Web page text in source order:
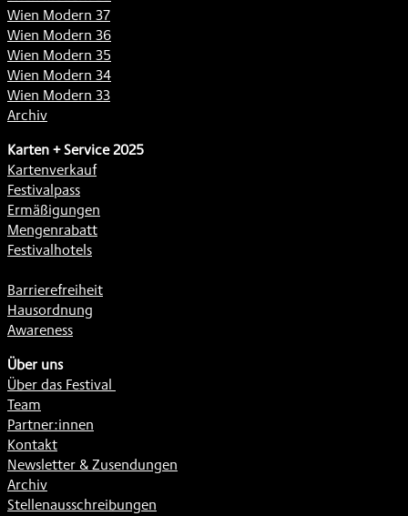
Wien Modern 37
Wien Modern 36
Wien Modern 35
Wien Modern 34
Wien Modern 33
Archiv
Karten + Service 2025
Kartenverkauf
Festivalpass
Ermäßigungen
Mengenrabatt
Festivalhotels
Barrierefreiheit
Hausordnung
Awareness
Über uns
Über das Festival
Team
Partner:innen
Kontakt
Newsletter & Zusendungen
Archiv
Stellenausschreibungen